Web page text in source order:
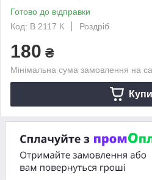
Готово до відправки
Код: B 2117 К
Роздріб
180 ₴
Мінімальна сума замовлення на